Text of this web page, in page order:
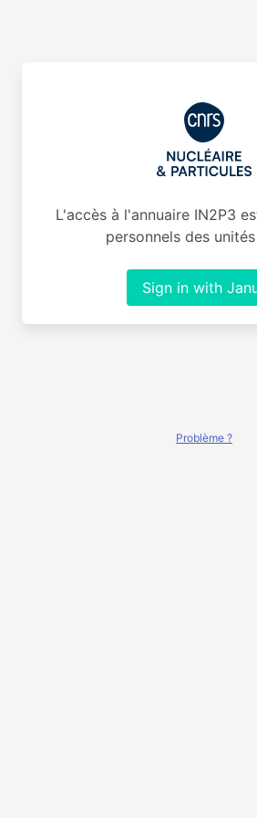
L'accès à l'annuaire IN2P3
personnels des unités
Sign in with
Problème ?